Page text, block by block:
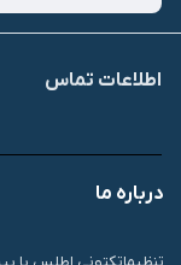
اطلاعات تماس
درباره ما